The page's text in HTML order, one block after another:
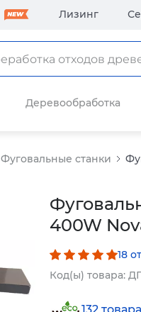
Лизинг
Деревообработка
Фуговальные станки
400W
18
Код(ы) товара:
132 товара